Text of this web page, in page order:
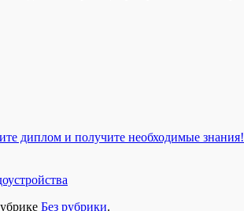
диплом и получите необходимые знания!
Без рубрики.